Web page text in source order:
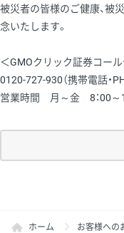
被災者の皆様のご健康、被
念いたします。
＜GMOクリック証券コー
0120-727-930（携帯電話・
営業時間 月～金 8：00～
ホーム お客様への